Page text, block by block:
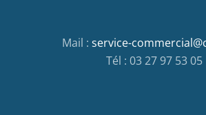
Mail : service-
Tél : 03 27 97 53 05